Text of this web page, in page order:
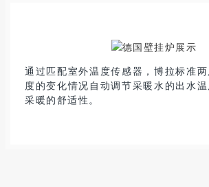
通过匹配室外温度传感器，博拉标准
度的变化情况自动调节采暖水的出水
采暖的舒适性。